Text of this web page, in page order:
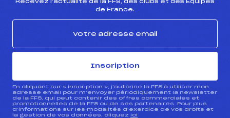
Recevez l’actualité de la FFS, des clubs et des Équipes
de France.
Inscription
En cliquant sur « inscription », j’autorise la FFS à utiliser mon
adresse email pour m’envoyer périodiquement la newsletter
de la FFS, qui peut contenir des offres commerciales et
promotionnelles de la FFS ou de ses partenaires. Pour plus
d’informations sur les modalités d’exercice de vos droits et
la gestion de vos données, cliquez ici